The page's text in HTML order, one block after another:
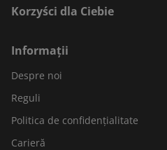
Korzyści dla Ciebie
Informații
Despre noi
Reguli
Politica de confidențialitate
Carieră